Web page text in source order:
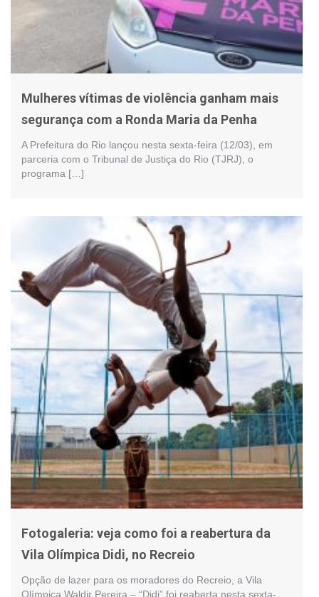
Mulheres vítimas de violência ganham mais
segurança com a Ronda Maria da Penha
A Prefeitura do Rio lançou nesta sexta-feira (12/03), em
parceria com o Tribunal de Justiça do Rio (TJRJ), o
programa […]
Fotogaleria: veja como foi a reabertura da
Vila Olímpica Didi, no Recreio
Opção de lazer para os moradores do Recreio, a Vila
Olímpica Waldir Pereira – “Didi” foi reaberta nesta sexta-